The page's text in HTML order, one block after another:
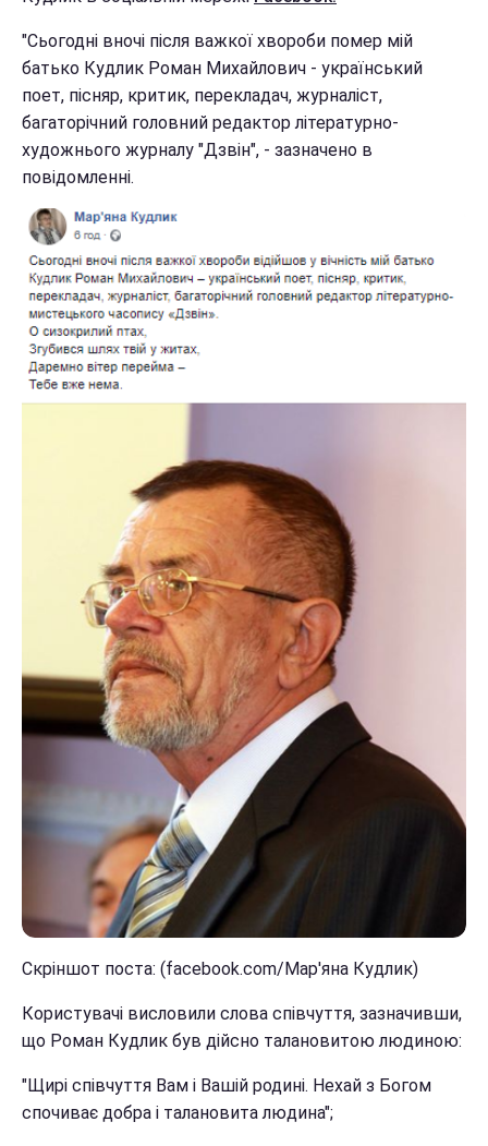
"Сьогодні вночі після важкої хвороби помер мій
батько Кудлик Роман Михайлович - український
поет, пісняр, критик, перекладач, журналіст,
багаторічний головний редактор літературно-
художнього журналу "Дзвін", - зазначено в
повідомленні.
Скріншот поста: (facebook.com/Мар'яна Кудлик)
Користувачі висловили слова співчуття, зазначивши,
що Роман Кудлик був дійсно талановитою людиною:
"Щирі співчуття Вам і Вашій родині. Нехай з Богом
спочиває добра і талановита людина";